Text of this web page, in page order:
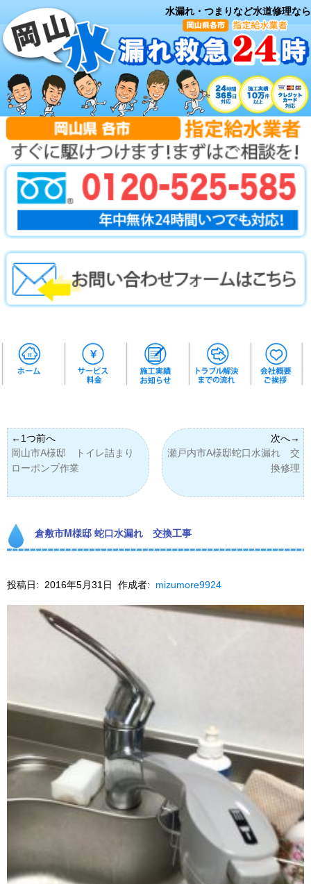
水漏れ・つまりなど水道修理なら
岡山市A様邸 トイレ詰まり
ローポンプ作業
瀬戸内市A様邸蛇口水漏れ 交
換修理
倉敷市M様邸 蛇口水漏れ 交換工事
投稿日: 2016年5月31日 作成者: mizumore9924